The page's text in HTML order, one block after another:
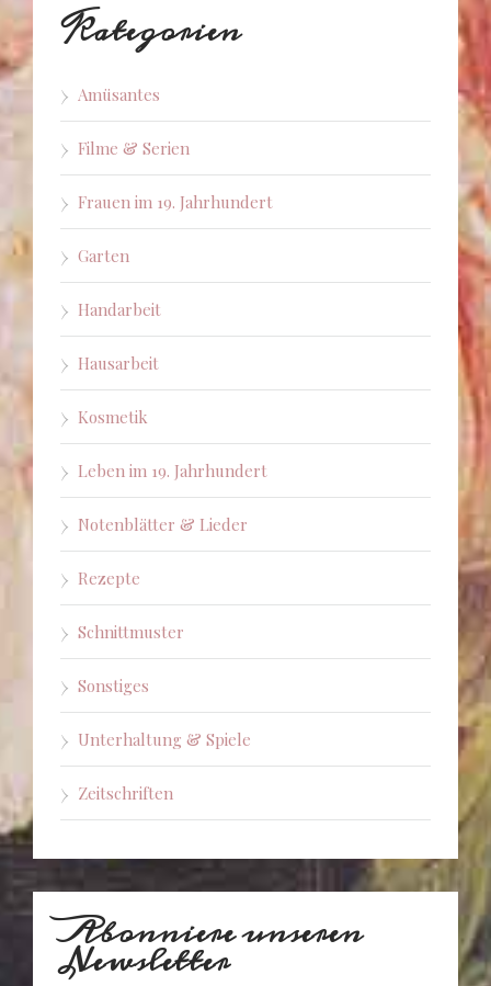
Kategorien
Amüsantes
Filme & Serien
Frauen im 19. Jahrhundert
Garten
Handarbeit
Hausarbeit
Kosmetik
Leben im 19. Jahrhundert
Notenblätter & Lieder
Rezepte
Schnittmuster
Sonstiges
Unterhaltung & Spiele
Zeitschriften
Abonniere unseren
Newsletter